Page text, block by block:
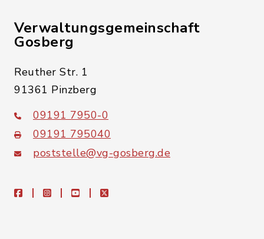
Verwaltungsgemeinschaft
Gosberg
Reuther Str. 1
91361 Pinzberg
09191 7950-0
09191 795040
poststelle@vg-gosberg.de
facebookinstagramyoutubeX